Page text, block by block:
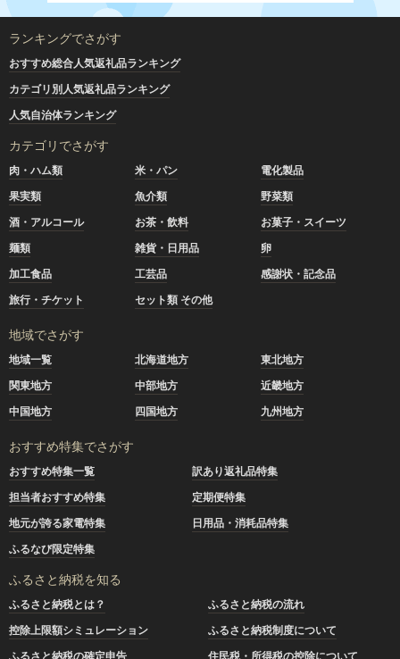
ランキングでさがす
おすすめ総合人気返礼品ランキング
カテゴリ別人気返礼品ランキング
人気自治体ランキング
カテゴリでさがす
肉・ハム類 米・パン
電化製品
果実類
魚介類
野菜類
酒・アルコール
お茶・飲料
お菓子・スイーツ
麺類
雑貨・日用品
卵
加工食品
工芸品
感謝状・記念品
旅行・チケット
セット類 その他
地域でさがす
地域一覧 北海道地方
東北地方
関東地方
中部地方
近畿地方
中国地方
四国地方 九州地方
おすすめ特集でさがす
おすすめ特集一覧
訳あり返礼品特集
担当者おすすめ特集
定期便特集
地元が誇る家電特集
日用品・消耗品特集
ふるなび限定特集
ふるさと納税を知る
ふるさと納税とは？
ふるさと納税の流れ
控除上限額シミュレーション
ふるさと納税制度について
ふるさと納税の確定申告
住民税・所得税の控除について